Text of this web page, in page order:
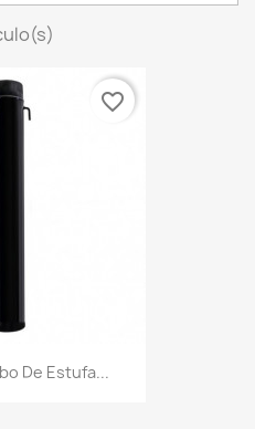
De Estufa...
favorite_border